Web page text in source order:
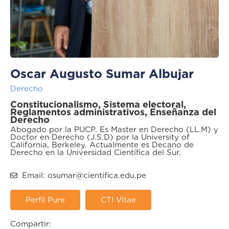
Oscar Augusto Sumar Albujar
Derecho
Constitucionalismo, Sistema electoral,
Reglamentos administrativos, Enseñanza del
Derecho
Abogado por la PUCP. Es Master en Derecho (LL.M) y
Doctor en Derecho (J.S.D) por la University of
California, Berkeley. Actualmente es Decano de
Derecho en la Universidad Científica del Sur.
Email: osumar@cientifica.edu.pe
Perfil Pure CTI Vitae
Compartir: